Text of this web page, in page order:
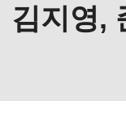
김지영,